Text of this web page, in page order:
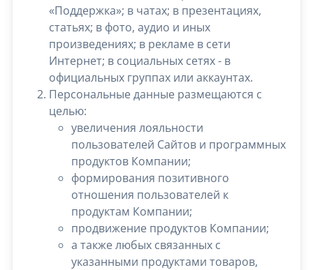
«Поддержка»; в чатах; в презентациях,
статьях; в фото, аудио и иных
произведениях; в рекламе в сети
Интернет; в социальных сетях - в
официальных группах или аккаунтах.
Персональные данные размещаются с
целью:
увеличения лояльности
пользователей Сайтов и программных
продуктов Компании;
формирования позитивного
отношения пользователей к
продуктам Компании;
продвижение продуктов Компании;
а также любых связанных с
указанными продуктами товаров,